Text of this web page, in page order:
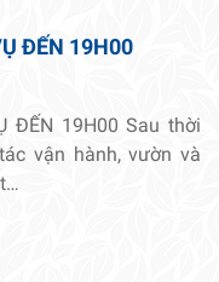
ĐẾN 19H00
ĐẾN 19H00 Sau thời
vận hành, vườn và